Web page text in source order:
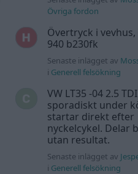
Övriga fordon
Övertryck i vevhus,
940 b230fk
Senaste inlägget av
i Generell felsökning
VW LT35 -04 2.5
sporadiskt under
startar direkt efter
nyckelcykel. Delar
utan resultat.
Senaste inlägget av
i Generell felsökning